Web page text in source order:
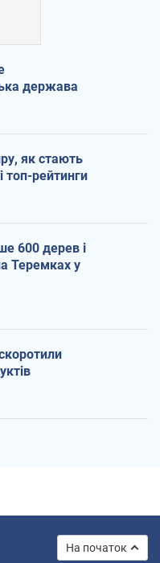
держава
як стають
топ-рейтинги
600 дерев і
Теремках у
На початок